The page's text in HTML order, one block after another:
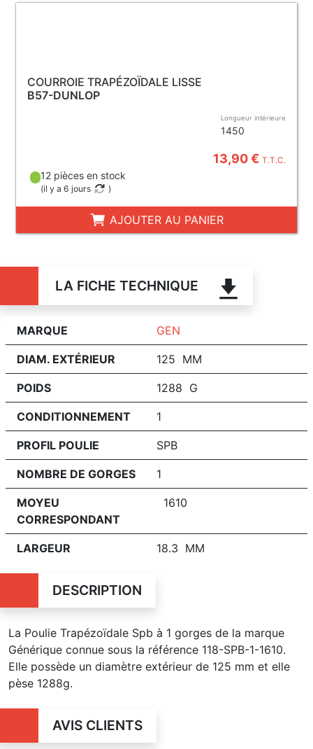
COURROIE TRAPÉZOÏDALE LISSE
B57-DUNLOP
Longueur intérieure
1450
13,90 €T.T.C.
12 pièces en stock
(il y a 6 jours )
AJOUTER AU PANIER
LA FICHE TECHNIQUE
MARQUE GEN
DIAM. EXTÉRIEUR 125 MM
POIDS 1288 G
CONDITIONNEMENT 1
PROFIL POULIE SPB
NOMBRE DE GORGES 1
MOYEU
CORRESPONDANT
1610
LARGEUR 18.3 MM
DESCRIPTION
La Poulie Trapézoïdale Spb à 1 gorges de la marque
Générique connue sous la référence 118-SPB-1-1610.
Elle possède un diamètre extérieur de 125 mm et elle
pèse 1288g.
AVIS CLIENTS